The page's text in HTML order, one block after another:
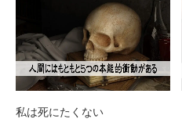
私は死にたくない